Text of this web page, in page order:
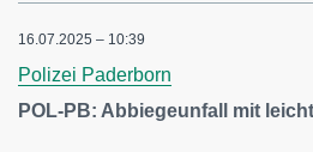
16.07.2025 – 10:39
Polizei Paderborn
POL-PB: Abbiegeunfall mit